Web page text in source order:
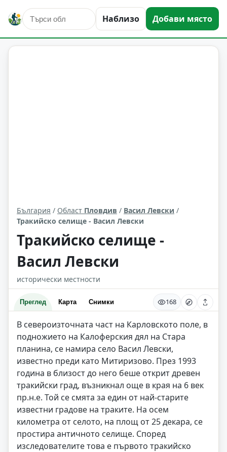
Наблизо Добави място
исторически забележителности
Васил Левски
Област: Пловдив
България / Област Пловдив / Васил Левски /
Тракийско селище - Васил Левски
Тракийско селище -
Васил Левски
исторически местности
Преглед Карта Снимки 168
В североизточната част на Карловското поле, в
подножието на Калоферския дял на Стара
планина, се намира село Васил Левски,
известно преди като Митиризово. През 1993
година в близост до него беше открит древен
тракийски град, възникнал още в края на 6 век
пр.н.е. Той се смята за един от най-старите
известни градове на траките. На осем
километра от селото, на площ от 25 декара, се
простира античното селище. Според
изследователите това е първото тракийско